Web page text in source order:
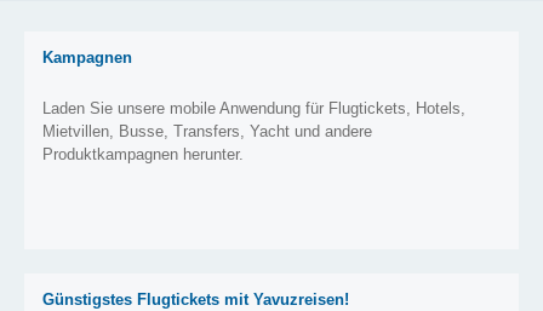
Kampagnen
Laden Sie unsere mobile Anwendung für Flugtickets, Hotels,
Mietvillen, Busse, Transfers, Yacht und andere
Produktkampagnen herunter.
Günstigstes Flugtickets mit Yavuzreisen!